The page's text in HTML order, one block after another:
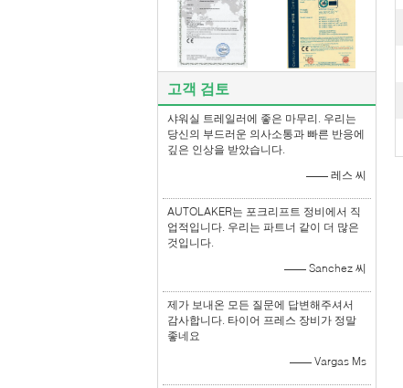
고객 검토
샤워실 트레일러에 좋은 마무리. 우리는
당신의 부드러운 의사소통과 빠른 반응에
깊은 인상을 받았습니다.
—— 레스 씨
AUTOLAKER는 포크리프트 정비에서 직
업적입니다. 우리는 파트너 같이 더 많은
것입니다.
—— Sanchez 씨
제가 보내온 모든 질문에 답변해주셔서
감사합니다. 타이어 프레스 장비가 정말
좋네요
—— Vargas Ms